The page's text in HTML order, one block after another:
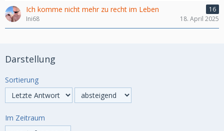
Ich komme nicht mehr zu recht im Leben
16
Ini68
18. April 2025
Darstellung
Sortierung
Im Zeitraum